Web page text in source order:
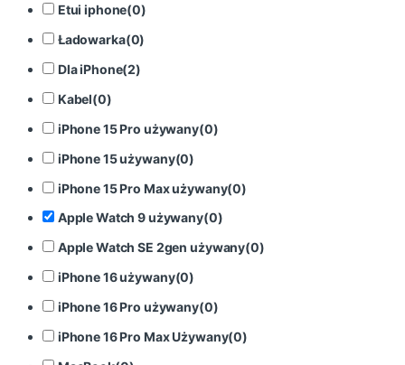
Etui iphone(0)
Ładowarka(0)
Dla iPhone(2)
Kabel(0)
iPhone 15 Pro używany(0)
iPhone 15 używany(0)
iPhone 15 Pro Max używany(0)
Apple Watch 9 używany(0)
Apple Watch SE 2gen używany(0)
iPhone 16 używany(0)
iPhone 16 Pro używany(0)
iPhone 16 Pro Max Używany(0)